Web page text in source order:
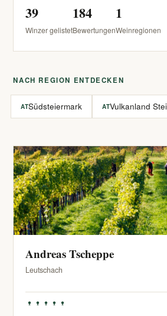
39
Winzer gelistet
184
Bewertungen
1
Weinregionen
NACH REGION ENTDECKEN
ATSüdsteiermark ATVulkanland
Andreas Tscheppe
Leutschach